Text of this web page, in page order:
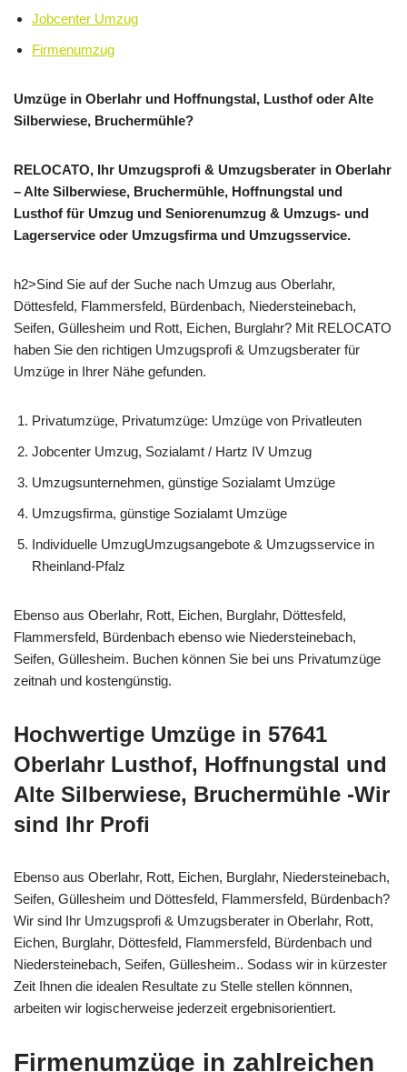
Jobcenter Umzug
Firmenumzug
Umzüge in Oberlahr und Hoffnungstal, Lusthof oder Alte
Silberwiese, Bruchermühle?
RELOCATO, Ihr Umzugsprofi & Umzugsberater in Oberlahr
– Alte Silberwiese, Bruchermühle, Hoffnungstal und
Lusthof für Umzug und Seniorenumzug & Umzugs- und
Lagerservice oder Umzugsfirma und Umzugsservice.
h2>Sind Sie auf der Suche nach Umzug aus Oberlahr,
Döttesfeld, Flammersfeld, Bürdenbach, Niedersteinebach,
Seifen, Güllesheim und Rott, Eichen, Burglahr? Mit RELOCATO
haben Sie den richtigen Umzugsprofi & Umzugsberater für
Umzüge in Ihrer Nähe gefunden.
Privatumzüge, Privatumzüge: Umzüge von Privatleuten
Jobcenter Umzug, Sozialamt / Hartz IV Umzug
Umzugsunternehmen, günstige Sozialamt Umzüge
Umzugsfirma, günstige Sozialamt Umzüge
Individuelle UmzugUmzugsangebote & Umzugsservice in
Rheinland-Pfalz
Ebenso aus Oberlahr, Rott, Eichen, Burglahr, Döttesfeld,
Flammersfeld, Bürdenbach ebenso wie Niedersteinebach,
Seifen, Güllesheim. Buchen können Sie bei uns Privatumzüge
zeitnah und kostengünstig.
Hochwertige Umzüge in 57641
Oberlahr Lusthof, Hoffnungstal und
Alte Silberwiese, Bruchermühle -Wir
sind Ihr Profi
Ebenso aus Oberlahr, Rott, Eichen, Burglahr, Niedersteinebach,
Seifen, Güllesheim und Döttesfeld, Flammersfeld, Bürdenbach?
Wir sind Ihr Umzugsprofi & Umzugsberater in Oberlahr, Rott,
Eichen, Burglahr, Döttesfeld, Flammersfeld, Bürdenbach und
Niedersteinebach, Seifen, Güllesheim.. Sodass wir in kürzester
Zeit Ihnen die idealen Resultate zu Stelle stellen könnnen,
arbeiten wir logischerweise jederzeit ergebnisorientiert.
Firmenumzüge in zahlreichen